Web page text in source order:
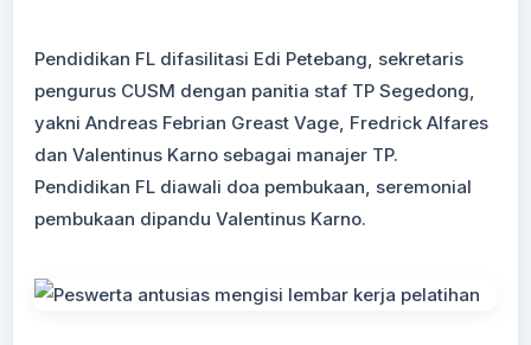
Pendidikan FL difasilitasi Edi Petebang, sekretaris
pengurus CUSM dengan panitia staf TP Segedong,
yakni Andreas Febrian Greast Vage, Fredrick Alfares
dan Valentinus Karno sebagai manajer TP.
Pendidikan FL diawali doa pembukaan, seremonial
pembukaan dipandu Valentinus Karno.